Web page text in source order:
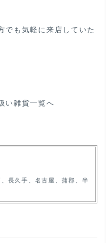
でも気軽に来店していた
い雑貨一覧へ
長久手、名古屋、蒲郡、半